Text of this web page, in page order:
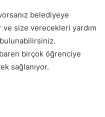
belediyeye
size verecekleri yardım
birçok öğrenciye
sağlanıyor.